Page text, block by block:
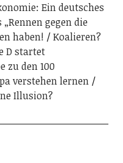
Ein deutsches
gegen die
haben!
Koalieren?
D startet
zu den 100
verstehen lernen
Illusion?